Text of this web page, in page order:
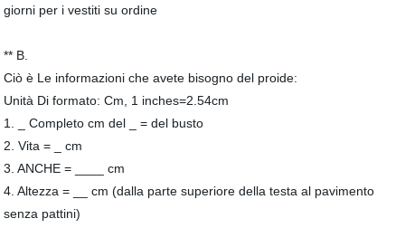
giorni per i vestiti su ordine
** B.
Ciò è Le informazioni che avete bisogno del proide:
Unità Di formato: Cm, 1 inches=2.54cm
1. _ Completo cm del _ = del busto
2. Vita = _ cm
3. ANCHE = ____ cm
4. Altezza = __ cm (dalla parte superiore della testa al pavimento
senza pattini)